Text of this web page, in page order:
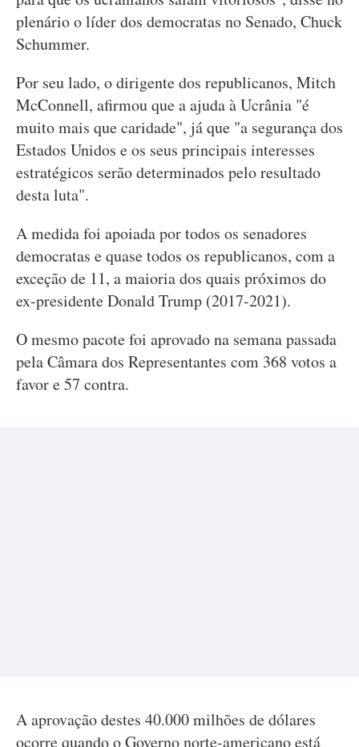
plenário o líder dos democratas no Senado, Chuck
Schummer.
Por seu lado, o dirigente dos republicanos, Mitch
McConnell, afirmou que a ajuda à Ucrânia "é
muito mais que caridade", já que "a segurança dos
Estados Unidos e os seus principais interesses
estratégicos serão determinados pelo resultado
desta luta".
A medida foi apoiada por todos os senadores
democratas e quase todos os republicanos, com a
exceção de 11, a maioria dos quais próximos do
ex-presidente Donald Trump (2017-2021).
O mesmo pacote foi aprovado na semana passada
pela Câmara dos Representantes com 368 votos a
favor e 57 contra.
A aprovação destes 40.000 milhões de dólares
ocorre quando o Governo norte-americano está